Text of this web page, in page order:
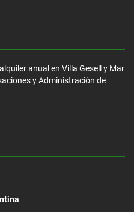
anual en Villa Gesell y Mar
y Administración de